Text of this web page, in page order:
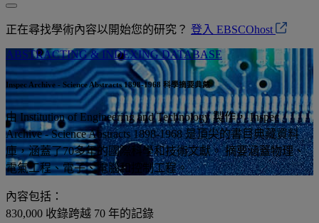
正在尋找學術內容以開始您的研究？ 登入 EBSCOhost
ABSTRACTING & INDEXING DATABASE
Inspec Archive - Science Abstracts 1898-1968 科學摘要典藏
由 Institution of Engineering and Technology 製作， Inspec
Archive - Science Abstracts 1898-1968 是頂尖的書目典藏資料
庫，涵蓋了70多年的國際科學和技術文獻。 摘要涵蓋物理、
電氣工程、電子、電腦和控制工程。
內容包括：
830,000 收錄跨越 70 年的記錄